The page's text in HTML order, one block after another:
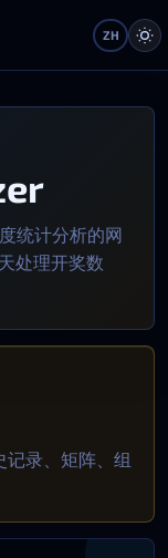
ZH
统计分析的网
处理开奖数
录、矩阵、组